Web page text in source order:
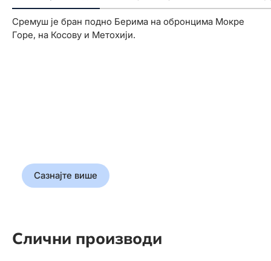
Сремуш је бран подно Берима на обронцима Мокре
Горе, на Косову и Метохији.
Сазнајте више
Слични производи